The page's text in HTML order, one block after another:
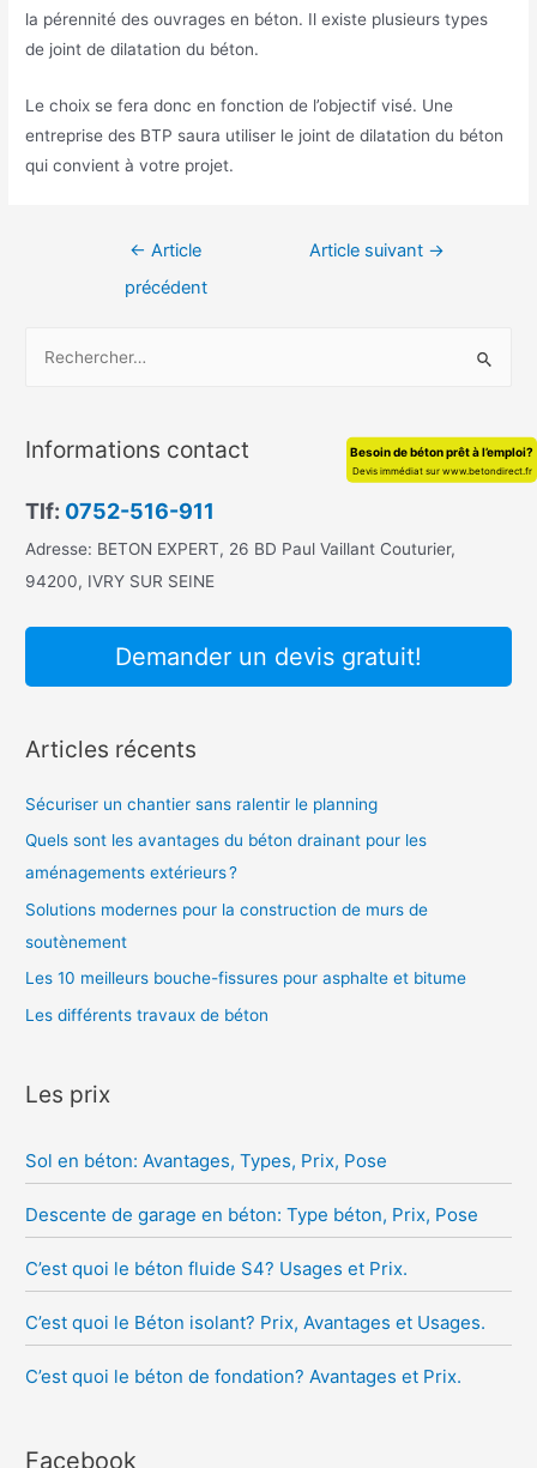
la pérennité des ouvrages en béton. Il existe plusieurs types
de joint de dilatation du béton.
Le choix se fera donc en fonction de l’objectif visé. Une
entreprise des BTP saura utiliser le joint de dilatation du béton
qui convient à votre projet.
Navigation← Article
précédent
Article suivant →
h
r
r
Informations contact
Tlf: 0752-516-911
Adresse: BETON EXPERT, 26 BD Paul Vaillant Couturier,
94200, IVRY SUR SEINE
Demander un devis gratuit!
Articles récents
Sécuriser un chantier sans ralentir le planning
Quels sont les avantages du béton drainant pour les
aménagements extérieurs ?
Solutions modernes pour la construction de murs de
soutènement
Les 10 meilleurs bouche-fissures pour asphalte et bitume
Les différents travaux de béton
Les prix
Sol en béton: Avantages, Types, Prix, Pose
Descente de garage en béton: Type béton, Prix, Pose
C’est quoi le béton fluide S4? Usages et Prix.
C’est quoi le Béton isolant? Prix, Avantages et Usages.
C’est quoi le béton de fondation? Avantages et Prix.
Facebook
Besoin de béton prêt à l’emploi?
Devis immédiat sur www.betondirect.fr